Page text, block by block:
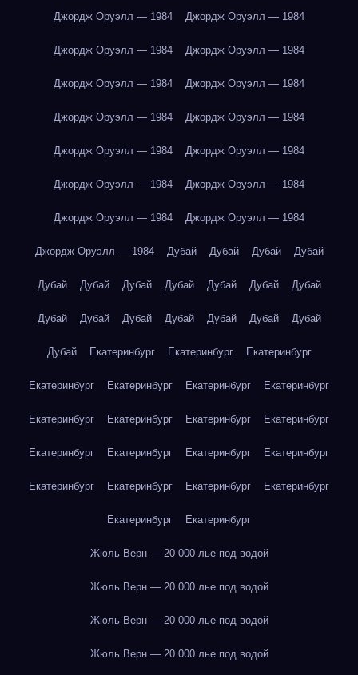
Джордж Оруэлл — 1984 Джордж Оруэлл — 1984
Джордж Оруэлл — 1984 Джордж Оруэлл — 1984
Джордж Оруэлл — 1984 Джордж Оруэлл — 1984
Джордж Оруэлл — 1984 Джордж Оруэлл — 1984
Джордж Оруэлл — 1984 Джордж Оруэлл — 1984
Джордж Оруэлл — 1984 Джордж Оруэлл — 1984
Джордж Оруэлл — 1984 Джордж Оруэлл — 1984
Джордж Оруэлл — 1984 Дубай Дубай Дубай Дубай
Дубай Дубай Дубай Дубай Дубай Дубай Дубай
Дубай Дубай Дубай Дубай Дубай Дубай Дубай
Дубай Екатеринбург Екатеринбург Екатеринбург
Екатеринбург Екатеринбург Екатеринбург Екатеринбург
Екатеринбург Екатеринбург Екатеринбург Екатеринбург
Екатеринбург Екатеринбург Екатеринбург Екатеринбург
Екатеринбург Екатеринбург Екатеринбург Екатеринбург
Екатеринбург Екатеринбург
Жюль Верн — 20 000 лье под водой
Жюль Верн — 20 000 лье под водой
Жюль Верн — 20 000 лье под водой
Жюль Верн — 20 000 лье под водой